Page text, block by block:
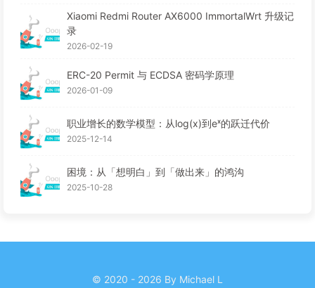
Xiaomi Redmi Router AX6000 ImmortalWrt 升级记
录
2026-02-19
ERC-20 Permit 与 ECDSA 密码学原理
2026-01-09
职业增长的数学模型：从log(x)到eˣ的跃迁代价
2025-12-14
困境：从「想明白」到「做出来」的鸿沟
2025-10-28
© 2020 - 2026 By Michael L